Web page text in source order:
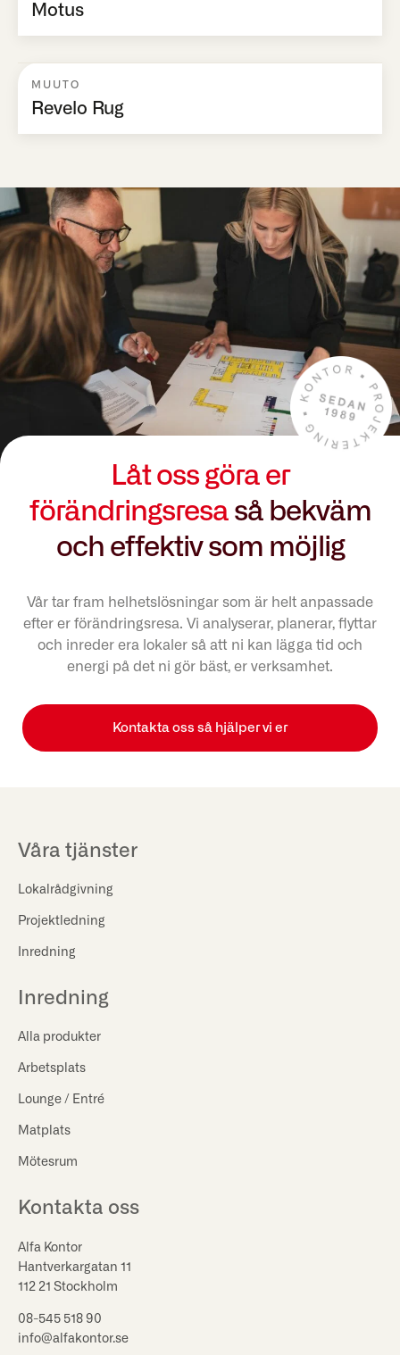
Motus
MUUTO
Revelo Rug
Låt oss göra er
förändringsresa så bekväm
och effektiv som möjlig
Vår tar fram helhetslösningar som är helt anpassade
efter er förändringsresa. Vi analyserar, planerar, flyttar
och inreder era lokaler så att ni kan lägga tid och
energi på det ni gör bäst, er verksamhet.
Kontakta oss så hjälper vi er
Våra tjänster
Lokalrådgivning
Projektledning
Inredning
Inredning
Alla produkter
Arbetsplats
Lounge / Entré
Matplats
Mötesrum
Kontakta oss
Alfa Kontor
Hantverkargatan 11
112 21 Stockholm
08-545 518 90
info@alfakontor.se